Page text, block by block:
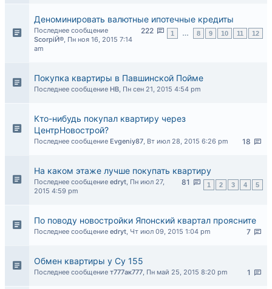
Деноминировать валютные ипотечные кредиты
1 … 8 9 10 11 12
222
Последнее сообщение
ScorpiЙ®, Пн ноя 16, 2015 7:14
am
Покупка квартиры в Павшинской Пойме
Последнее сообщение НВ, Пн сен 21, 2015 4:54 pm
Кто-нибудь покупал квартиру через
ЦентрНовострой?
18
Последнее сообщение Evgeniy87, Вт июл 28, 2015 6:26 pm
На каком этаже лучше покупать квартиру
1 2 3 4 5
81
Последнее сообщение edryt, Пн июл 27,
2015 4:59 pm
По поводу новостройки Японский квартал проясните
7
Последнее сообщение edryt, Чт июл 09, 2015 1:04 pm
Обмен квартиры у Су 155
1
Последнее сообщение т777ак777, Пн май 25, 2015 8:20 pm